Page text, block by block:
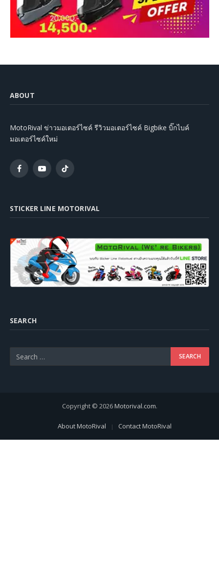
ABOUT
MotoRival ข่าวมอเตอร์ไซค์ รีวิวมอเตอร์ไซค์ Bigbike บิ๊กไบค์
มอเตอร์ไซค์ใหม่
FacebookYouTubeTikTok
STICKER LINE MOTORIVAL
SEARCH
Copyright © 2026Motorival.com.
About MotoRival Contact MotoRival